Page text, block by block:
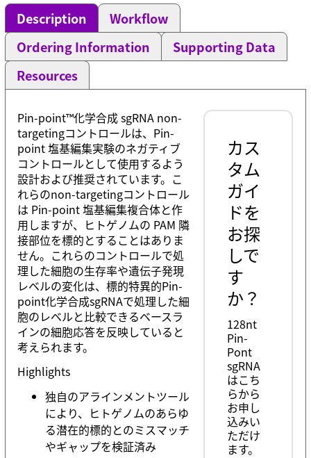
Description
Workflow
Ordering Information
Supporting Data
Resources
Pin-point™化学合成 sgRNA non-
targetingコントロールは、Pin-
point 塩基編集実験のネガティブ
コントロールとして使用するよう
設計および推奨されています。こ
れらのnon-targetingコントロール
は Pin-point 塩基編集複合体と作
用しますが、ヒトゲノムの PAM 隣
接部位を標的とすることはありま
せん。これらのコントロールで処
理した細胞の生存率や遺伝子発現
レベルの変化は、標的特異的Pin-
point化学合成sgRNAで処理した細
胞のレベルと比較できるベースラ
インの細胞応答を反映していると
考えられます。
Highlights
独自のアラインメントツール
により、ヒトゲノムのあらゆ
る潜在的標的とのミスマッチ
やギャップを検証済み
カス
タム
ガイ
ドを
お探
しで
す
か？
128nt
Pin-
Pont
sgRNA
はこち
らから
お申し
込みい
ただけ
ます。